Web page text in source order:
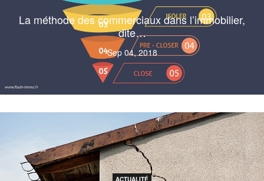
La méthode des commerciaux dans l’immobilier,
dite…
Sep 04, 2018
ACTUALITÉ